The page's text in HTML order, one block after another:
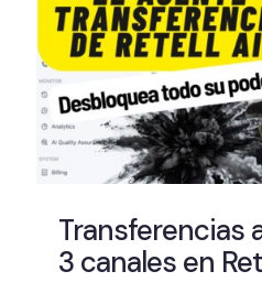
Transferencias
3 canales en